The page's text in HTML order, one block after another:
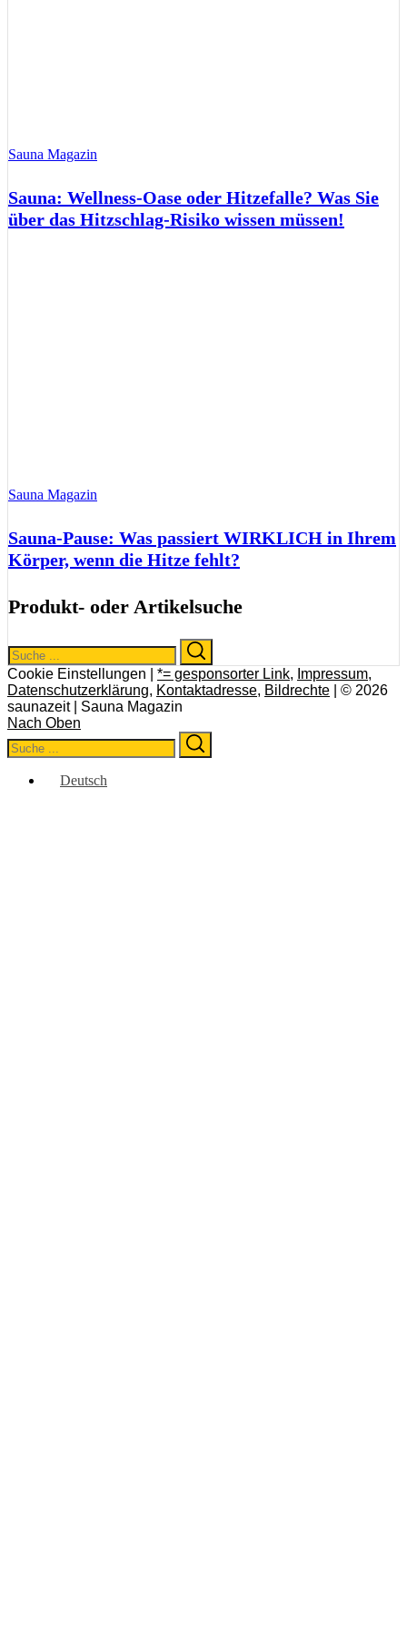
Sauna Magazin
Sauna: Wellness-Oase oder Hitzefalle? Was Sie
über das Hitzschlag-Risiko wissen müssen!
Sauna Magazin
Sauna-Pause: Was passiert WIRKLICH in Ihrem
Körper, wenn die Hitze fehlt?
Produkt- oder Artikelsuche
Search
for:
Cookie Einstellungen | *= gesponsorter Link, Impressum,
Datenschutzerklärung, Kontaktadresse, Bildrechte | © 2026
saunazeit | Sauna Magazin
Nach Oben
Search
for:
Deutsch